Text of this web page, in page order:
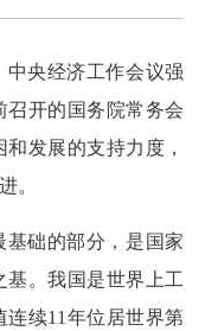
央经济工作会议强
开的国务院常务会
发展的支持力度，
。
础的部分，是国家
基。我国是世界上工
续11年位居世界第